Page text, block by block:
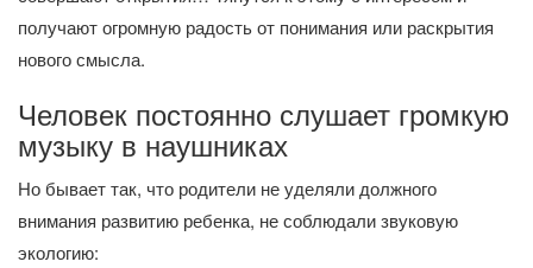
получают огромную радость от понимания или раскрытия
нового смысла.
Человек постоянно слушает громкую
музыку в наушниках
Но бывает так, что родители не уделяли должного
внимания развитию ребенка, не соблюдали звуковую
экологию: